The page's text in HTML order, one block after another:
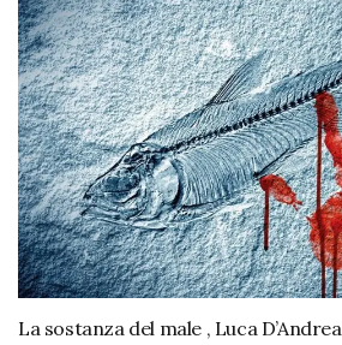
La sostanza del male , Luca D’Andrea